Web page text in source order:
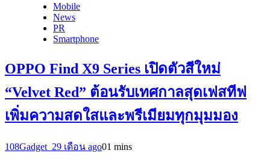
Mobile
News
PR
Smartphone
OPPO Find X9 Series เปิดตัวสีใหม่
“Velvet Red” ต้อนรับเทศกาลสุดเฟสทีฟ
เพิ่มความสดใสและพรีเมียมทุกมุมมอง
108Gadget_29 เดือน ago01 mins